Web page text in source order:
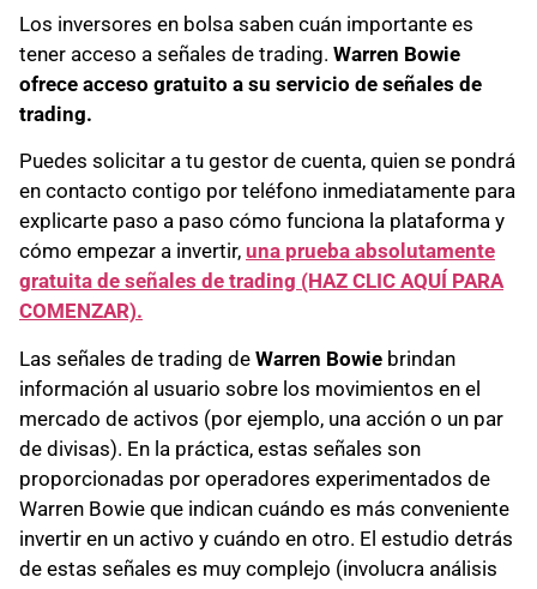
Los inversores en bolsa saben cuán importante es
tener acceso a señales de trading. Warren Bowie
ofrece acceso gratuito a su servicio de señales de
trading.
Puedes solicitar a tu gestor de cuenta, quien se pondrá
en contacto contigo por teléfono inmediatamente para
explicarte paso a paso cómo funciona la plataforma y
cómo empezar a invertir, una prueba absolutamente
gratuita de señales de trading (HAZ CLIC AQUÍ PARA
COMENZAR).
Las señales de trading de Warren Bowie brindan
información al usuario sobre los movimientos en el
mercado de activos (por ejemplo, una acción o un par
de divisas). En la práctica, estas señales son
proporcionadas por operadores experimentados de
Warren Bowie que indican cuándo es más conveniente
invertir en un activo y cuándo en otro. El estudio detrás
de estas señales es muy complejo (involucra análisis